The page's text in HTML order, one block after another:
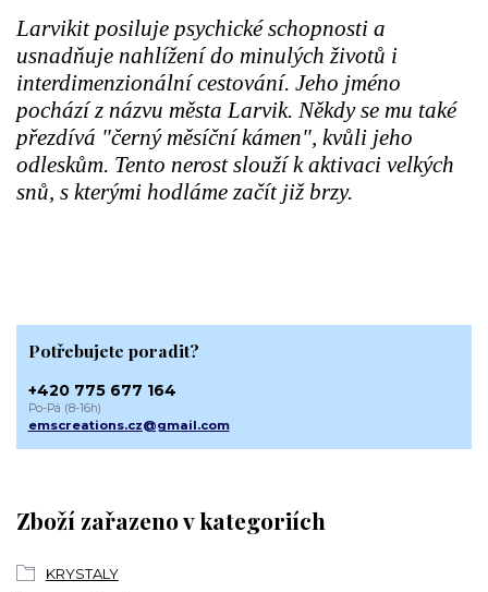
Larvikit posiluje psychické schopnosti a
usnadňuje nahlížení do minulých životů i
interdimenzionální cestování. Jeho jméno
pochází z názvu města Larvik. Někdy se mu také
přezdívá "černý měsíční kámen", kvůli jeho
odleskům. Tento nerost slouží k aktivaci velkých
snů, s kterými hodláme začít již brzy.
Zboží zařazeno v kategoriích
KRYSTALY
Potřebujete poradit?
+420 775 677 164
Po-Pá (8-16h)
emscreations.cz@gmail.com